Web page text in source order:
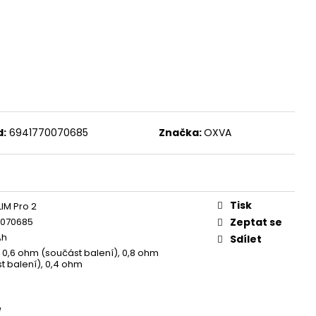
6941770070685 Značka:OXVA
Pro 2
0,6 ohm (součást balení), 0,8 ohm
balení), 0,4 ohm
Tisk
Zeptat se
Sdílet
MIX